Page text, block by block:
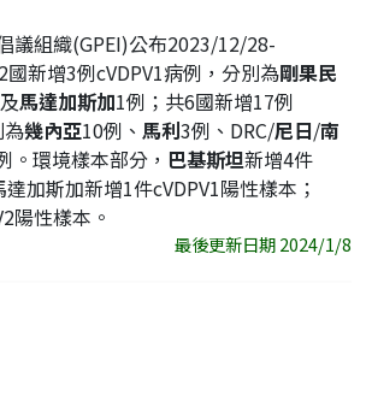
址
議組織(GPEI)公布2023/12/28-
新增3例cVDPV1病例，分別為剛果民
馬達加斯加1例；共6國新增17例
為幾內亞10例、 馬利3例、DRC/尼日/南
。環境樣本部分， 巴基斯坦新增4件
加斯加新增1件cVDPV1陽性樣本；
陽性樣本。
最後更新日期 2024/1/8